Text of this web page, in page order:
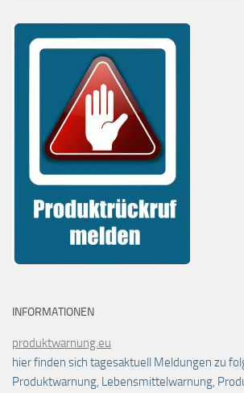
INFORMATIONEN
produktwarnung.eu
hier finden sich tagesaktuell Meldungen zu
Produktwarnung, Lebensmittelwarnung,